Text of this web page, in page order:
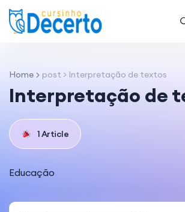
Home post > Interpretação de textos
Interpretação de
1 Article
Educação